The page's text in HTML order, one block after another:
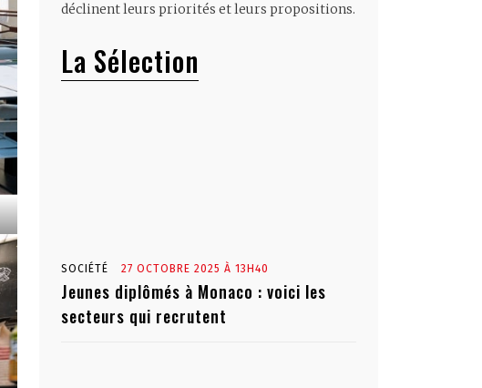
déclinent leurs priorités et leurs propositions.
La Sélection
SOCIÉTÉ 27 OCTOBRE 2025 À 13H40
Jeunes diplômés à Monaco : voici les
secteurs qui recrutent